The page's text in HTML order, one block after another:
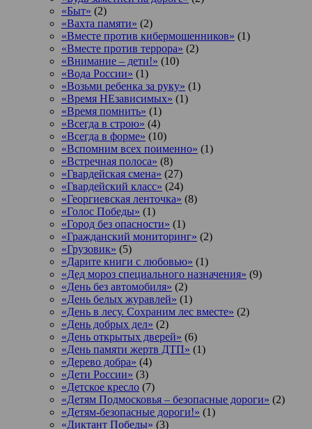
«Быт» (2)
«Вахта памяти» (2)
«Вместе против кибермошенников» (1)
«Вместе против террора» (2)
«Внимание – дети!» (10)
«Вода России» (1)
«Возьми ребенка за руку» (1)
«Время НЕзависимых» (1)
«Время помнить» (1)
«Всегда в строю» (4)
«Всегда в форме» (10)
«Вспомним всех поименно» (1)
«Встречная полоса» (8)
«Гвардейская смена» (27)
«Гвардейский класс» (24)
«Георгиевская ленточка» (8)
«Голос Победы» (1)
«Город без опасности» (1)
«Гражданский мониторинг» (2)
«Грузовик» (5)
«Дарите книги с любовью» (1)
«Дед мороз специального назначения» (9)
«День без автомобиля» (2)
«День белых журавлей» (1)
«День в лесу. Сохраним лес вместе» (2)
«День добрых дел» (2)
«День открытых дверей» (6)
«День памяти жертв ДТП» (1)
«Дерево добра» (4)
«Дети России» (3)
«Детское кресло (7)
«Детям Подмосковья – безопасные дороги» (2)
«Детям-безопасные дороги!» (1)
«Диктант Победы» (3)